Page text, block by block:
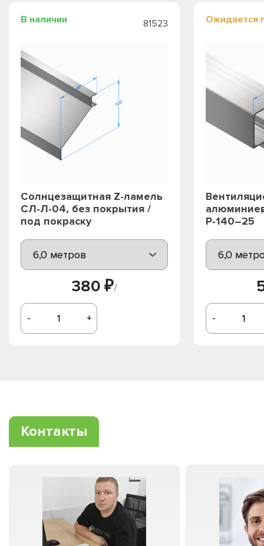
В наличии 81523
Солнцезащитная Z-ламель
СЛ-Л-04, без покрытия /
под покраску
380 ₽/
- +
Ожидается
Р-140–25
-
Контакты